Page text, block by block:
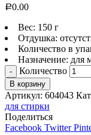
Р0.00
Вес: 150 г
Отдушка:
Количество в
Назначение: для
Количество
В корзину
Артикул: 604043
для стирки
Поделиться
Facebook Twitter